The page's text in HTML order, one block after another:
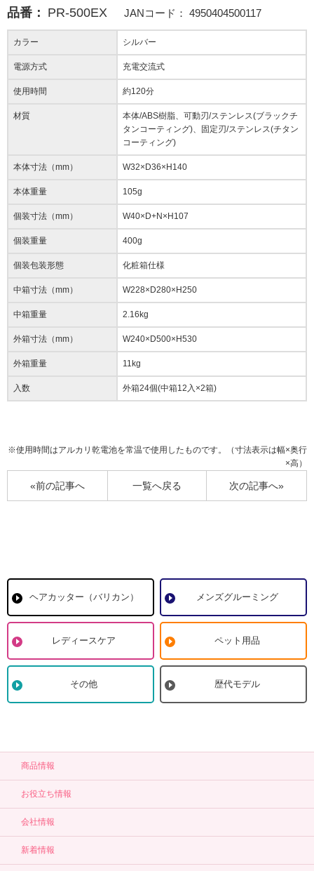
品番： PR-500EX JANコード： 4950404500117
カラー シルバー
電源方式 充電交流式
使用時間 約120分
材質
本体/ABS樹脂、可動刃/ステンレス(ブラックチ
タンコーティング)、固定刃/ステンレス(チタン
コーティング)
本体寸法（mm） W32×D36×H140
本体重量 105g
個装寸法（mm） W40×D+N×H107
個装重量 400g
個装包装形態 化粧箱仕様
中箱寸法（mm） W228×D280×H250
中箱重量 2.16kg
外箱寸法（mm） W240×D500×H530
外箱重量 11kg
入数 外箱24個(中箱12入×2箱)
※使用時間はアルカリ乾電池を常温で使用したものです。（寸法表示は幅×奥行
×高）
«前の記事へ 次の記事へ»
一覧へ戻る
ヘアカッター（バリカン） メンズグルーミング
レディースケア ペット用品
その他 歴代モデル
商品情報
お役立ち情報
会社情報
新着情報